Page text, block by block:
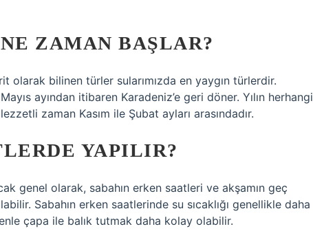
ZAMAN BAŞLAR?
olarak bilinen türler sularımızda en yaygın türlerdir.
ayından itibaren Karadeniz’e geri döner. Yılın herhangi
zaman Kasım ile Şubat ayları arasındadır.
YAPILIR?
genel olarak, sabahın erken saatleri ve akşamın geç
Sabahın erken saatlerinde su sıcaklığı genellikle daha
çapa ile balık tutmak daha kolay olabilir.